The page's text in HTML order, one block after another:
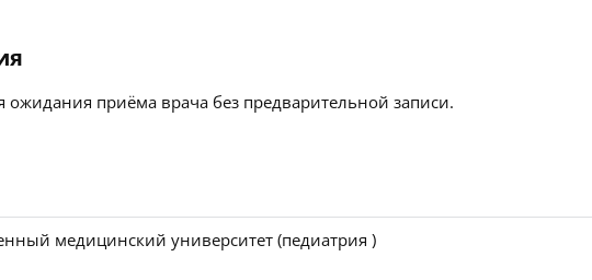
приёма врача без предварительной записи.
медицинский университет (педиатрия )